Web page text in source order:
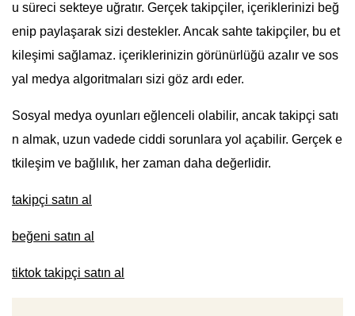
u süreci sekteye uğratır. Gerçek takipçiler, içeriklerinizi beğ
enip paylaşarak sizi destekler. Ancak sahte takipçiler, bu et
kileşimi sağlamaz. içeriklerinizin görünürlüğü azalır ve sos
yal medya algoritmaları sizi göz ardı eder.
Sosyal medya oyunları eğlenceli olabilir, ancak takipçi satı
n almak, uzun vadede ciddi sorunlara yol açabilir. Gerçek e
tkileşim ve bağlılık, her zaman daha değerlidir.
takipçi satın al
beğeni satın al
tiktok takipçi satın al